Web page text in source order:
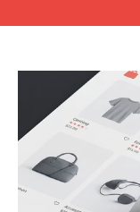
Business